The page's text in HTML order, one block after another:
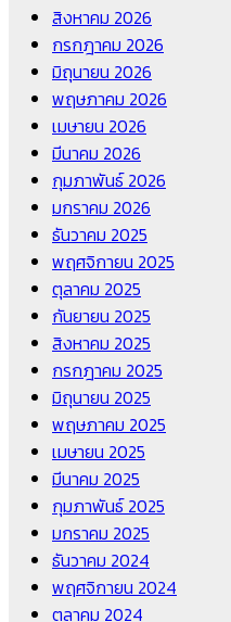
สิงหาคม 2026
กรกฎาคม 2026
มิถุนายน 2026
พฤษภาคม 2026
เมษายน 2026
มีนาคม 2026
กุมภาพันธ์ 2026
มกราคม 2026
ธันวาคม 2025
พฤศจิกายน 2025
ตุลาคม 2025
กันยายน 2025
สิงหาคม 2025
กรกฎาคม 2025
มิถุนายน 2025
พฤษภาคม 2025
เมษายน 2025
มีนาคม 2025
กุมภาพันธ์ 2025
มกราคม 2025
ธันวาคม 2024
พฤศจิกายน 2024
ตุลาคม 2024